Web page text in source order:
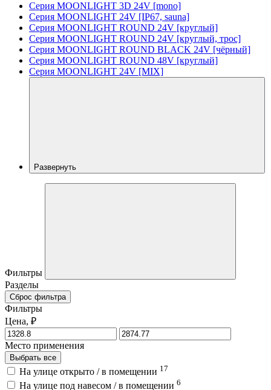
Серия MOONLIGHT 3D 24V [mono]
Серия MOONLIGHT 24V [IP67, sauna]
Серия MOONLIGHT ROUND 24V [круглый]
Серия MOONLIGHT ROUND 24V [круглый, трос]
Серия MOONLIGHT ROUND BLACK 24V [чёрный]
Серия MOONLIGHT ROUND 48V [круглый]
Серия MOONLIGHT 24V [MIX]
Развернуть
Фильтры
Разделы
Сброс фильтра
Фильтры
Цена, ₽
Место применения
Выбрать все
На улице открыто / в помещении 17
На улице под навесом / в помещении 6